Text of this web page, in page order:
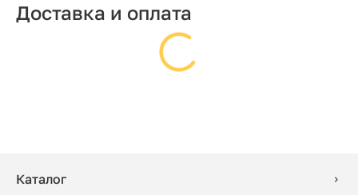
Доставка и оплата
Каталог